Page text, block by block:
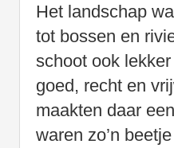
Het landschap
tot bossen en
schoot ook
goed, recht en
maakten daar
waren zo’n